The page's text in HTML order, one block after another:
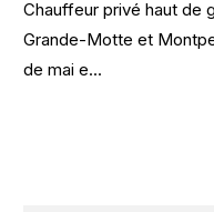
Chauffeur privé haut de
Grande-Motte et
de mai e...